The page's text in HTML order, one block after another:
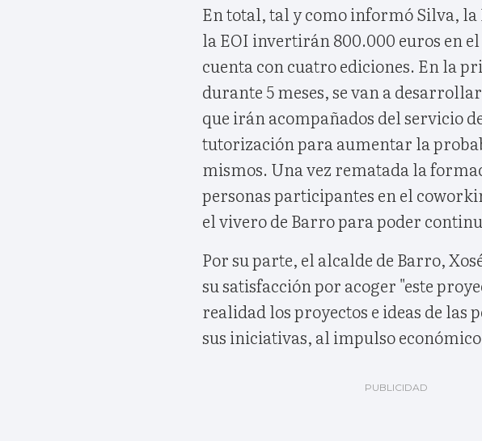
En total, tal y como informó Silva,
la EOI invertirán 800.000 euros en
cuenta con cuatro ediciones. En la
durante 5 meses, se van a
que irán acompañados del servicio
tutorización para aumentar la
mismos. Una vez rematada la
personas participantes en el
el vivero de Barro para poder
Por su parte, el alcalde de Barro,
su satisfacción por acoger "este
realidad los proyectos e ideas de las
sus iniciativas, al impulso económico